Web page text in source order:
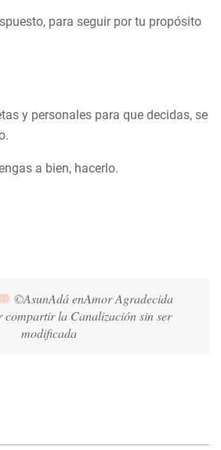
para seguir por tu propósito
y personales para que decidas, se
a bien, hacerlo.
©AsunAdá enAmor Agradecida
la Canalización sin ser
modificada